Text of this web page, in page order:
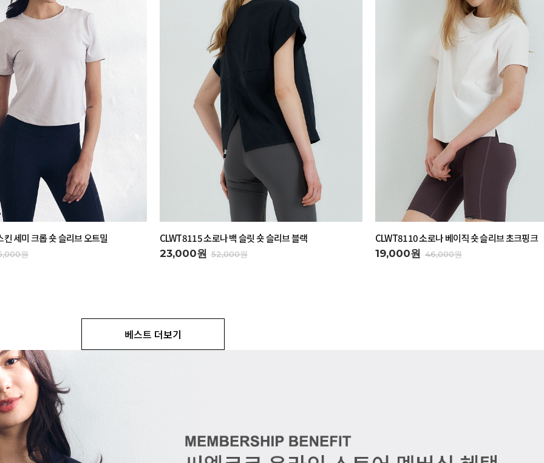
세미 크롭 숏 슬리브 오트밀
원
CLWT8115 소로나 백 슬릿 숏 슬리브 블랙
23,000원 52,000원
CLWT8110 소로나 베이직 숏 슬리브 초크핑크
19,000원 46,000원
베스트 더보기